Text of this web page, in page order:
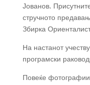
Јованов.
стручното
Збирка
На настанот
програмски
Повеќе